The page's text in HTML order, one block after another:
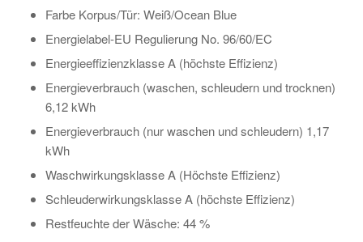
Farbe Korpus/Tür: Weiß/Ocean Blue
Energielabel-EU Regulierung No. 96/60/EC
Energieeffizienzklasse A (höchste Effizienz)
Energieverbrauch (waschen, schleudern und trocknen)
6,12 kWh
Energieverbrauch (nur waschen und schleudern) 1,17
kWh
Waschwirkungsklasse A (Höchste Effizienz)
Schleuderwirkungsklasse A (höchste Effizienz)
Restfeuchte der Wäsche: 44 %